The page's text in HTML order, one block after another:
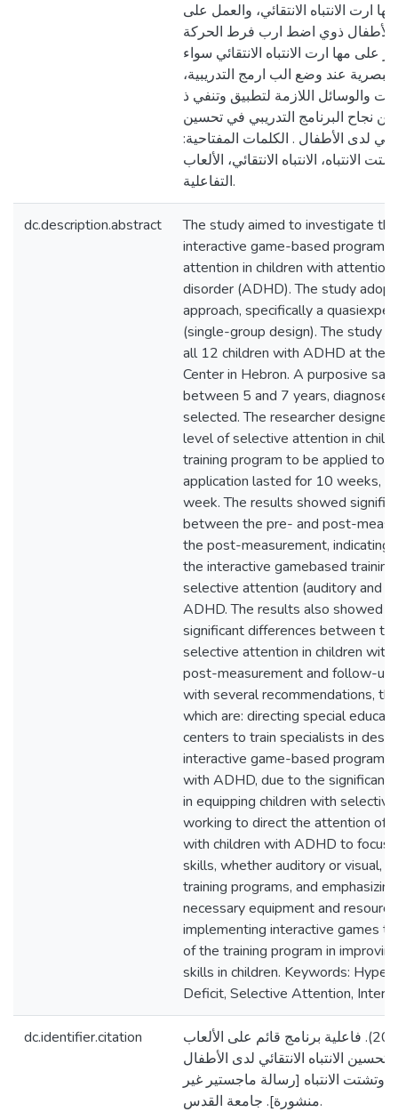
ارت الانتباه الانتقائي، والعمل على
الأطفال ذوي اضط ارب فرط الحركة
على مها ارت الانتباه الانتقائي سواء
عند وضع الب ارمج التدريبية،
والوسائل اللازمة لتطبيق وتنفي ذ
نجاح البرنامج التدريبي في تحسين
لدى الأطفال . الكلمات المفتاحية:
الانتباه، الانتباه الانتقائي، الألعاب
التفاعلية.
dc.description.abstract
The study aimed to investigate
interactive game-based program
attention in children with
disorder (ADHD). The study
approach, specifically a
(single-group design). The study
all 12 children with ADHD at the
Center in Hebron. A purposive
between 5 and 7 years,
selected. The researcher
level of selective attention in
training program to be applied to
application lasted for 10 weeks,
week. The results showed
between the pre- and post-
the post-measurement, indicating
the interactive gamebased
selective attention (auditory and
ADHD. The results also showed
significant differences between
selective attention in children
post-measurement and follow-
with several recommendations,
which are: directing special
centers to train specialists in
interactive game-based
with ADHD, due to the significant
in equipping children with
working to direct the attention of
with children with ADHD to focus
skills, whether auditory or visual,
training programs, and
necessary equipment and
implementing interactive games
of the training program in
skills in children. Keywords:
Deficit, Selective Attention,
dc.identifier.citation
يعقوب، رنا خضر. (2025). فاعلية برنامج قائم على الألعاب
الانتباه الانتقائي لدى الأطفال
الانتباه [رسالة ماجستير غير
منشورة]. جامعة القدس.